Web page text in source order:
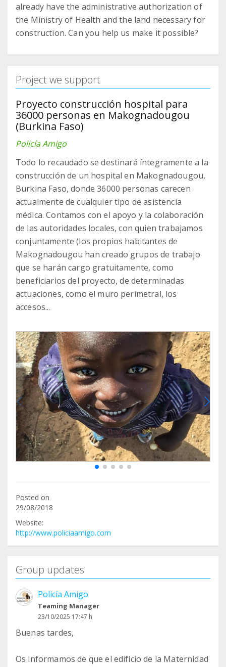
already have the administrative authorization of
the Ministry of Health and the land necessary for
construction. Can you help us make it possible?
Project we support
Proyecto construcción hospital para
36000 personas en Makognadougou
(Burkina Faso)
Policía Amigo
Todo lo recaudado se destinará íntegramente a la
construcción de un hospital en Makognadougou,
Burkina Faso, donde 36000 personas carecen
actualmente de cualquier tipo de asistencia
médica. Contamos con el apoyo y la colaboración
de las autoridades locales, con quien trabajamos
conjuntamente (los propios habitantes de
Makognadougou han creado grupos de trabajo
que se harán cargo gratuitamente, como
beneficiarios del proyecto, de determinadas
actuaciones, como el muro perimetral, los
accesos...
Posted on
29/08/2018
Website:
http://www.policiaamigo.com
Group updates
Policía Amigo
Teaming Manager
23/10/2025 17:47 h
Buenas tardes,
Os informamos de que el edificio de la Maternidad